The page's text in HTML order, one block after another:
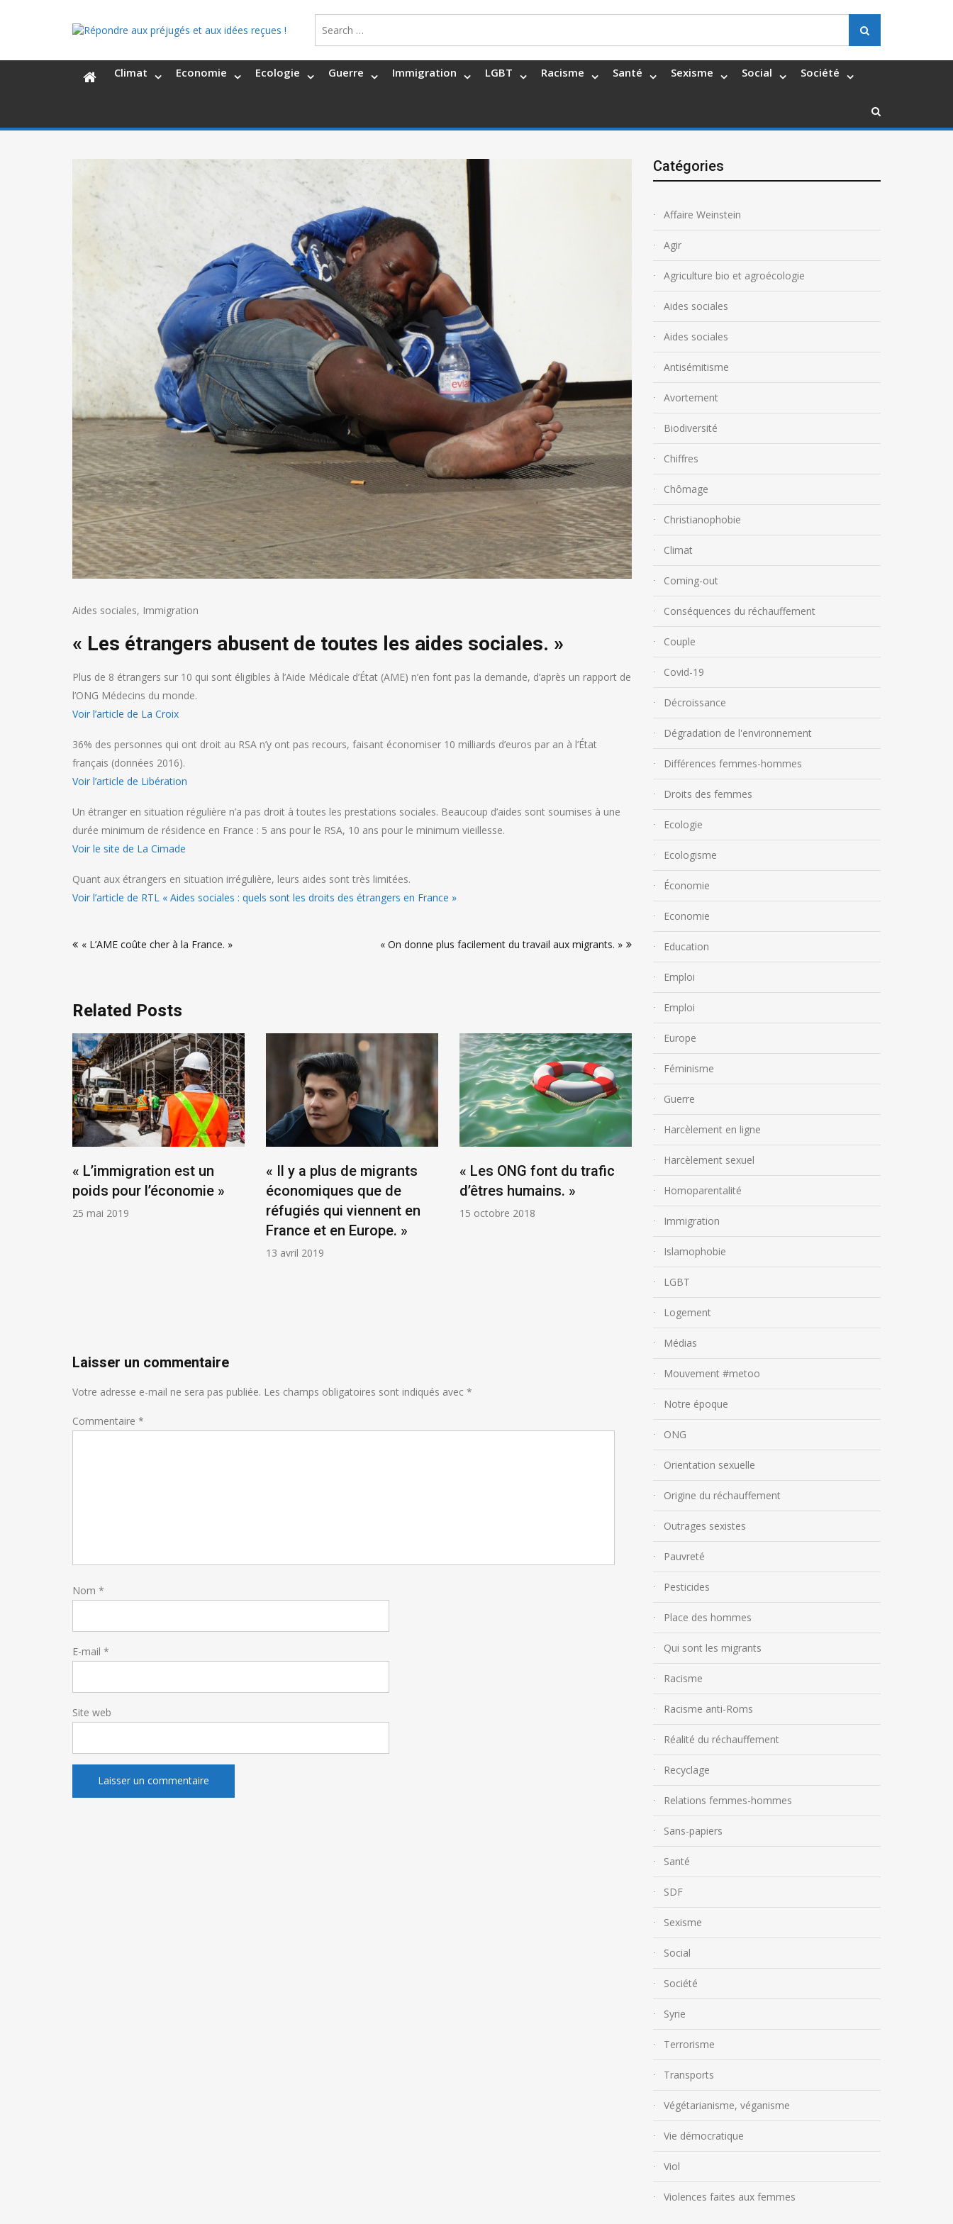
for:
Search
Climat Economie Ecologie Guerre Immigration LGBT Racisme Santé Sexisme Social Société
Aides sociales, Immigration
« Les étrangers abusent de toutes les aides sociales. »
Plus de 8 étrangers sur 10 qui sont éligibles à l’Aide Médicale d’État (AME) n’en font pas la demande, d’après un rapport de
l’ONG Médecins du monde.
Voir l’article de La Croix
36% des personnes qui ont droit au RSA n’y ont pas recours, faisant économiser 10 milliards d’euros par an à l’État
français (données 2016).
Voir l’article de Libération
Un étranger en situation régulière n’a pas droit à toutes les prestations sociales. Beaucoup d’aides sont soumises à une
durée minimum de résidence en France : 5 ans pour le RSA, 10 ans pour le minimum vieillesse.
Voir le site de La Cimade
Quant aux étrangers en situation irrégulière, leurs aides sont très limitées.
Voir l’article de RTL « Aides sociales : quels sont les droits des étrangers en France »
de« L’AME coûte cher à la France. » « On donne plus facilement du travail aux migrants. »
Related Posts
« L’immigration est un
poids pour l’économie »
25 mai 2019
« Il y a plus de migrants
économiques que de
réfugiés qui viennent en
France et en Europe. »
13 avril 2019
« Les ONG font du trafic
d’êtres humains. »
15 octobre 2018
pas les migrants en Libye
? »
17 septembre 2018
Laisser un commentaire
Votre adresse e-mail ne sera pas publiée. Les champs obligatoires sont indiqués avec *
Commentaire *
Nom *
E-mail *
Site web
Catégories
Affaire Weinstein
Agir
Agriculture bio et agroécologie
Aides sociales
Aides sociales
Antisémitisme
Avortement
Biodiversité
Chiffres
Chômage
Christianophobie
Climat
Coming-out
Conséquences du réchauffement
Couple
Covid-19
Décroissance
Dégradation de l'environnement
Différences femmes-hommes
Droits des femmes
Ecologie
Ecologisme
Économie
Economie
Education
Emploi
Emploi
Europe
Féminisme
Guerre
Harcèlement en ligne
Harcèlement sexuel
Homoparentalité
Immigration
Islamophobie
LGBT
Logement
Médias
Mouvement #metoo
Notre époque
ONG
Orientation sexuelle
Origine du réchauffement
Outrages sexistes
Pauvreté
Pesticides
Place des hommes
Qui sont les migrants
Racisme
Racisme anti-Roms
Réalité du réchauffement
Recyclage
Relations femmes-hommes
Sans-papiers
Santé
SDF
Sexisme
Social
Société
Syrie
Terrorisme
Transports
Végétarianisme, véganisme
Vie démocratique
Viol
Violences faites aux femmes